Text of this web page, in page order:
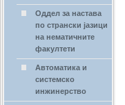
Оддел за настава
по странски јазици
на нематичните
факултети
Автоматика и
системско
инжинерство